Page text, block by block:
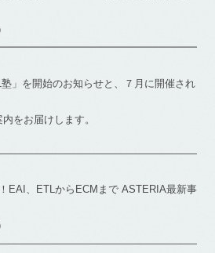
」を開始のお知らせと、７月に開催され
をお届けします。
EAI、ETLからECMまで ASTERIA最新事